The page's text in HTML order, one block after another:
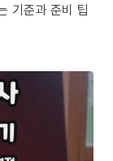
기준과 준비 팁